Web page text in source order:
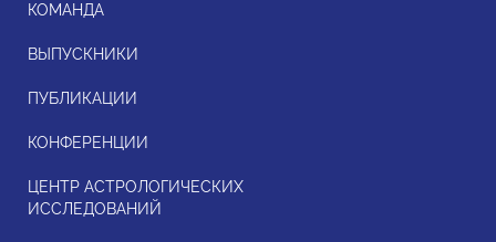
КОМАНДА
ВЫПУСКНИКИ
ПУБЛИКАЦИИ
КОНФЕРЕНЦИИ
ЦЕНТР АСТРОЛОГИЧЕСКИХ
ИССЛЕДОВАНИЙ